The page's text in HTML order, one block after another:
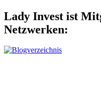
Lady Invest ist
Netzwerken: